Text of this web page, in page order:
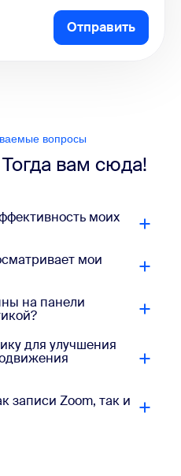
Отправить
вопросы
вам сюда!
моих
мои
на панели
для улучшения
записи Zoom, так и